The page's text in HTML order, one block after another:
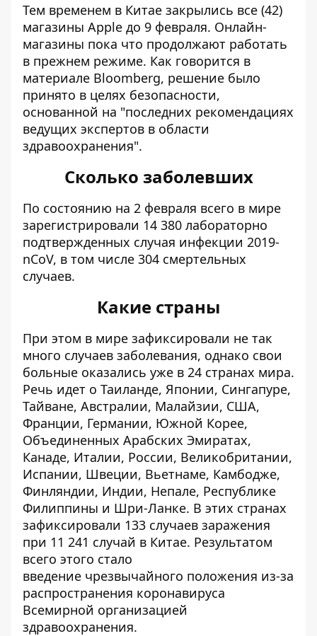
Тем временем в Китае закрылись все (42)
магазины Apple до 9 февраля. Онлайн-
магазины пока что продолжают работать
в прежнем режиме. Как говорится в
материале Bloomberg, решение было
принято в целях безопасности,
основанной на "последних рекомендациях
ведущих экспертов в области
здравоохранения".
Сколько заболевших
По состоянию на 2 февраля всего в мире
зарегистрировали 14 380 лабораторно
подтвержденных случая инфекции 2019-
nCoV, в том числе 304 смертельных
случаев.
Какие страны
При этом в мире зафиксировали не так
много случаев заболевания, однако свои
больные оказались уже в 24 странах мира.
Речь идет о Таиланде, Японии, Сингапуре,
Тайване, Австралии, Малайзии, США,
Франции, Германии, Южной Корее,
Объединенных Арабских Эмиратах,
Канаде, Италии, России, Великобритании,
Испании, Швеции, Вьетнаме, Камбодже,
Финляндии, Индии, Непале, Республике
Филиппины и Шри-Ланке. В этих странах
зафиксировали 133 случаев заражения
при 11 241 случай в Китае. Результатом
всего этого стало
введение чрезвычайного положения из-за
распространения коронавируса
Всемирной организацией
здравоохранения.